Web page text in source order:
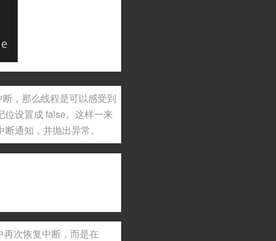
，那么线程是可以感受到
位设置成 false。这样一来
通知，并抛出异常。
次恢复中断，而是在